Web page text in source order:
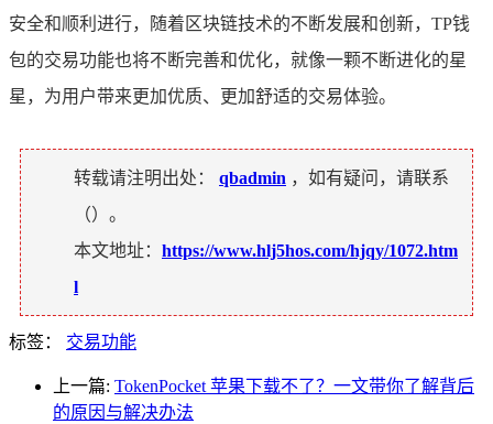
安全和顺利进行，随着区块链技术的不断发展和创新，TP钱
包的交易功能也将不断完善和优化，就像一颗不断进化的星
星，为用户带来更加优质、更加舒适的交易体验。
转载请注明出处： qbadmin ，如有疑问，请联系
（ ）。
本文地址： https://www.hlj5hos.com/hjqy/1072.htm
l
标签： 交易功能
上一篇: TokenPocket 苹果下载不了？一文带你了解背后
的原因与解决办法